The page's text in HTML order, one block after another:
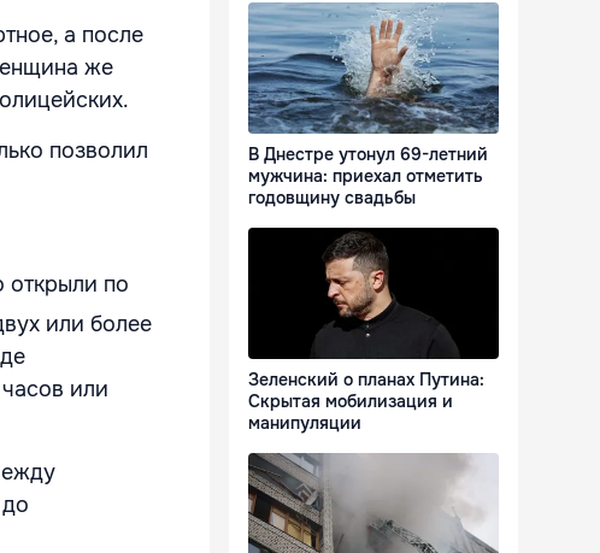
а после
же
позволил
открыли по
или более
или
В Днестре утонул 69-летний
мужчина: приехал отметить
годовщину свадьбы
Зеленский о планах Путина:
Скрытая мобилизация и
манипуляции